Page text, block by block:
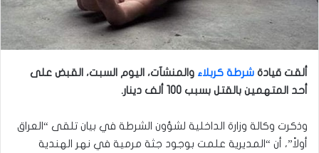
ألقت قيادة شرطة كربلاء والمنشآت، اليوم السبت، القبض على
أحد المتهمين بالقتل بسبب 100 ألف دينار.
وذكرت وكالة وزارة الداخلية لشؤون الشرطة في بيان تلقى “العراق
أولاً”، أن “المديرية علمت بوجود جثة مرمية في نهر الهندية